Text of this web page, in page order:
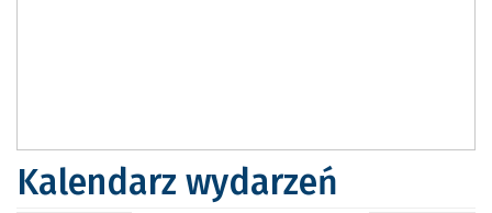
Kalendarz wydarzeń